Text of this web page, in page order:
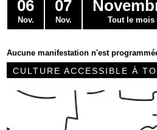
06
Nov.
07
Nov. Tout le mois
Aucune manifestation n'est
CULTURE ACCESSIBLE À